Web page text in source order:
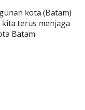
kota (Batam)
terus menjaga
Batam